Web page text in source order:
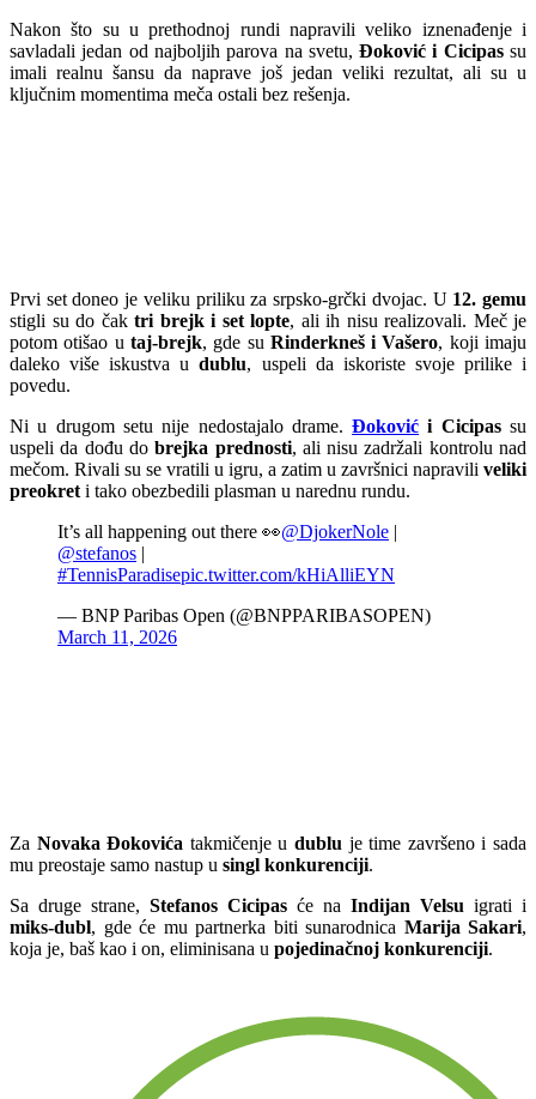
Nakon što su u prethodnoj rundi napravili veliko iznenađenje i
savladali jedan od najboljih parova na svetu,Đoković i Cicipassu
imali realnu šansu da naprave još jedan veliki rezultat, ali su u
ključnim momentima meča ostali bez rešenja.
Prvi set doneo je veliku priliku za srpsko-grčki dvojac. U 12. gemu
stigli su do čak tri brejk i set lopte, ali ih nisu realizovali. Meč je
potom otišao u taj-brejk, gde su Rinderkneš i Vašero, koji imaju
daleko više iskustva udublu, uspeli da iskoriste svoje prilike i
povedu.
Ni u drugom setu nije nedostajalo drame.Đoković i Cicipassu
uspeli da dođu dobrejka prednosti, ali nisu zadržali kontrolu nad
mečom. Rivali su se vratili u igru, a zatim u završnici napravili veliki
preokret i tako obezbedili plasman u narednu rundu.
It’s all happening out there 👀@DjokerNole |
@stefanos |
#TennisParadisepic.twitter.com/kHiAlliEYN
— BNP Paribas Open (@BNPPARIBASOPEN)
March 11, 2026
Za Novaka Đokovića takmičenje udublu je time završeno i sada
mu preostaje samo nastup u singl konkurenciji.
Sa druge strane, Stefanos Cicipas će na Indijan Velsu igrati i
miks-dubl, gde će mu partnerka biti sunarodnica Marija Sakari,
koja je, baš kao i on, eliminisana u pojedinačnoj konkurenciji.